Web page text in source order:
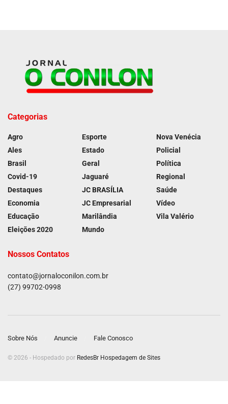
Categorias
Agro
Ales
Brasil
Covid-19
Destaques
Economia
Educação
Eleições 2020
Esporte
Estado
Geral
Jaguaré
JC BRASÍLIA
JC Empresarial
Marilândia
Mundo
Nova Venécia
Policial
Política
Regional
Saúde
Vídeo
Vila Valério
Nossos Contatos
contato@jornaloconilon.com.br
(27) 99702-0998
Sobre Nós Anuncie Fale Conosco
© 2026 - Hospedado por RedesBr Hospedagem de Sites